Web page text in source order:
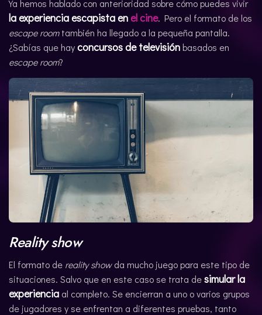
ENGLISH
Ya hemos hablado con anterioridad sobre cómo puedes vivir
la experiencia escapista enel cine. Pero el formato de los
escape roomtambién ha llegado a la pequeña pantalla.
¿Sabías que hayconcursos de televisiónbasados en
escape room?
Reality show
El formato de reality showda mucho juego para este tipo de
situaciones. Salvo que en este caso se trata desimular la
experiencia al completo. Se encierran a uno o varios grupos
de jugadores y se enfrentan a diferentes pruebas, tanto